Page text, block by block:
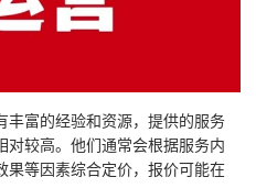
丰富的经验和资源，提供的服务
对较高。他们通常会根据服务内
果等因素综合定价，报价可能在